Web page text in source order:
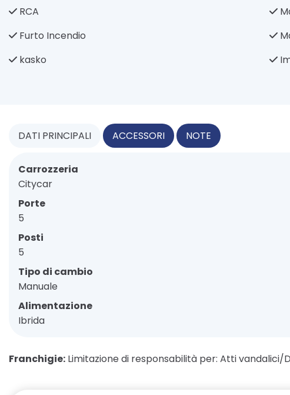
RCA
Furto Incendio
kasko
DATI PRINCIPALI ACCESSORI NOTE
Carrozzeria
Citycar
Porte
5
Posti
5
Tipo di cambio
Manuale
Alimentazione
Ibrida
Franchigie: Limitazione di responsabilità per: Atti